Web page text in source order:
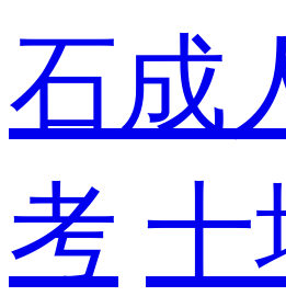
石成
考 十